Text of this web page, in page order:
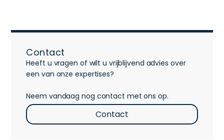
Contact
Heeft u vragen of wilt u vrijblijvend advies over
een van onze expertises?
Neem vandaag nog contact met ons op.
Contact